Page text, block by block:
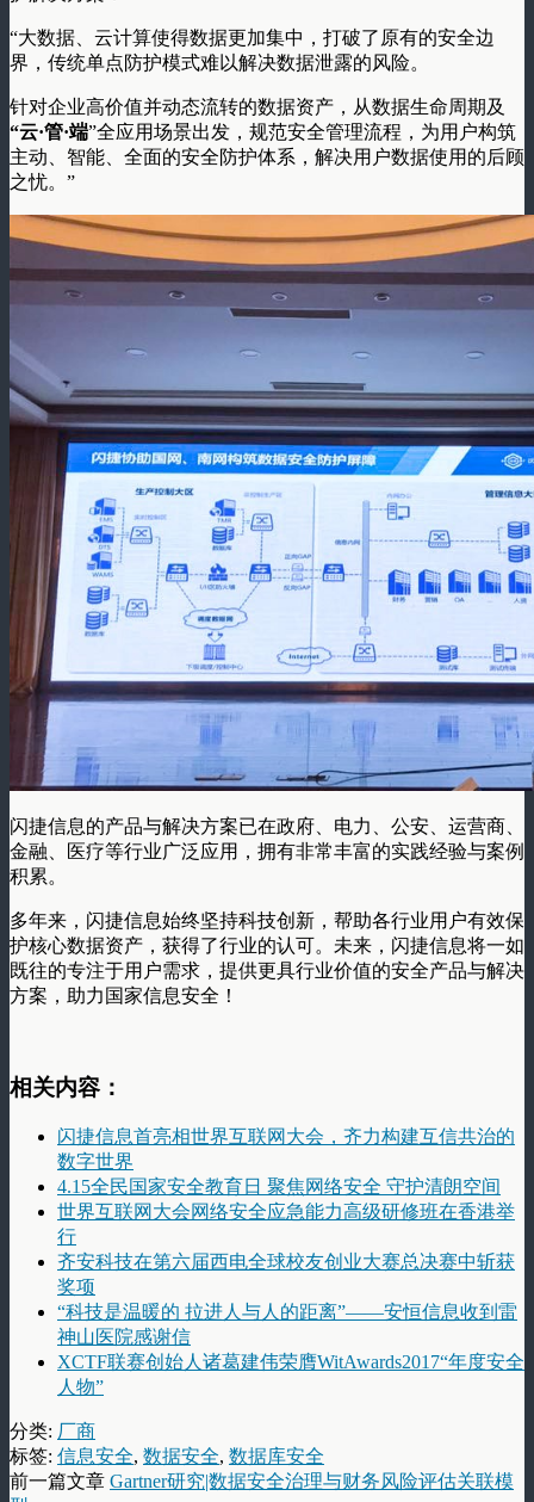
“大数据、云计算使得数据更加集中，打破了原有的安全边
界，传统单点防护模式难以解决数据泄露的风险。
针对企业高价值并动态流转的数据资产，从数据生命周期及
“云·管·端”全应用场景出发，规范安全管理流程，为用户构筑
主动、智能、全面的安全防护体系，解决用户数据使用的后顾
之忧。”
闪捷信息的产品与解决方案已在政府、电力、公安、运营商、
金融、医疗等行业广泛应用，拥有非常丰富的实践经验与案例
积累。
多年来，闪捷信息始终坚持科技创新，帮助各行业用户有效保
护核心数据资产，获得了行业的认可。未来，闪捷信息将一如
既往的专注于用户需求，提供更具行业价值的安全产品与解决
方案，助力国家信息安全！
相关内容：
闪捷信息首亮相世界互联网大会，齐力构建互信共治的
数字世界
4.15全民国家安全教育日 聚焦网络安全 守护清朗空间
世界互联网大会网络安全应急能力高级研修班在香港举
行
齐安科技在第六届西电全球校友创业大赛总决赛中斩获
奖项
“科技是温暖的 拉进人与人的距离”——安恒信息收到雷
神山医院感谢信
XCTF联赛创始人诸葛建伟荣膺WitAwards2017“年度安全
人物”
分类: 厂商
标签: 信息安全, 数据安全, 数据库安全
前一篇文章 Gartner研究|数据安全治理与财务风险评估关联模